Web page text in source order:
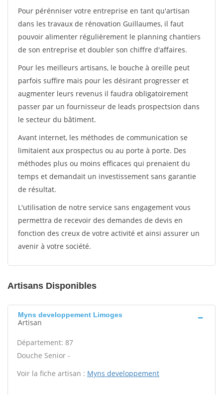
Pour pérénniser votre entreprise en tant qu'artisan
dans les travaux de rénovation Guillaumes, il faut
pouvoir alimenter régulièrement le planning chantiers
de son entreprise et doubler son chiffre d'affaires.
Pour les meilleurs artisans, le bouche à oreille peut
parfois suffire mais pour les désirant progresser et
augmenter leurs revenus il faudra obligatoirement
passer par un fournisseur de leads prospectsion dans
le secteur du bâtiment.
Avant internet, les méthodes de communication se
limitaient aux prospectus ou au porte à porte. Des
méthodes plus ou moins efficaces qui prenaient du
temps et demandait un investissement sans garantie
de résultat.
L'utilisation de notre service sans engagement vous
permettra de recevoir des demandes de devis en
fonction des creux de votre activité et ainsi assurer un
avenir à votre société.
Artisans Disponibles
Myns developpement Limoges
Artisan
Département: 87
Douche Senior -
Voir la fiche artisan : Myns developpement